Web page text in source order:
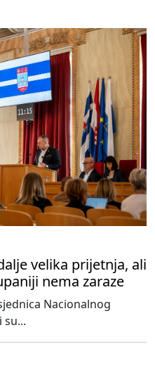
velika prijetnja, ali
nema zaraze
Nacionalnog